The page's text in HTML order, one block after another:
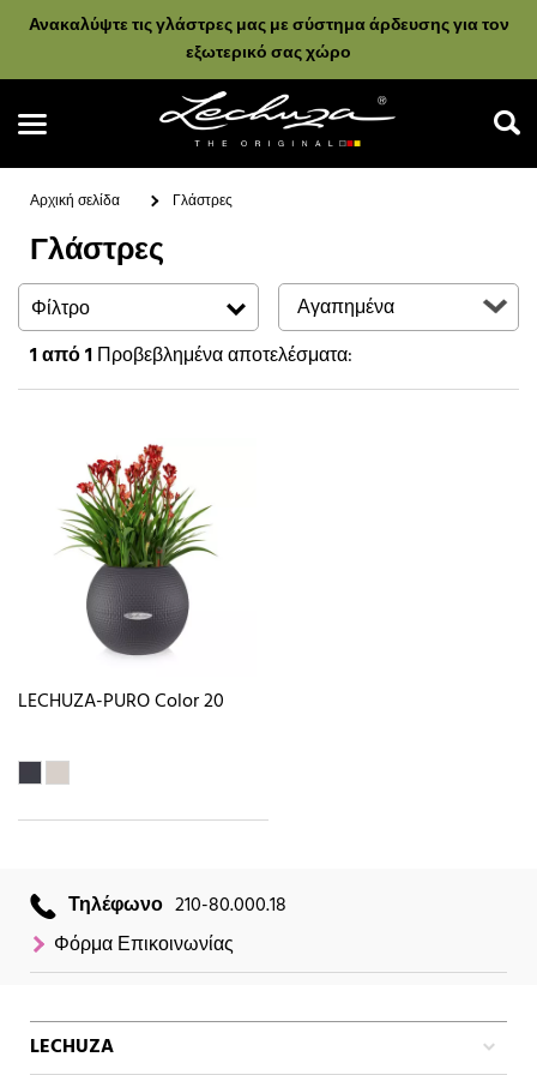
Ανακαλύψτε τις γλάστρες μας με σύστημα άρδευσης για τον
εξωτερικό σας χώρο
Αναζήτηση
Αρχική σελίδα Γλάστρες
Γλάστρες
Φίλτρο
1από 1Προβεβλημένα αποτελέσματα:
LECHUZA-PURO Color 20
Τηλέφωνο 210-80.000.18
Φόρμα Επικοινωνίας
LECHUZA